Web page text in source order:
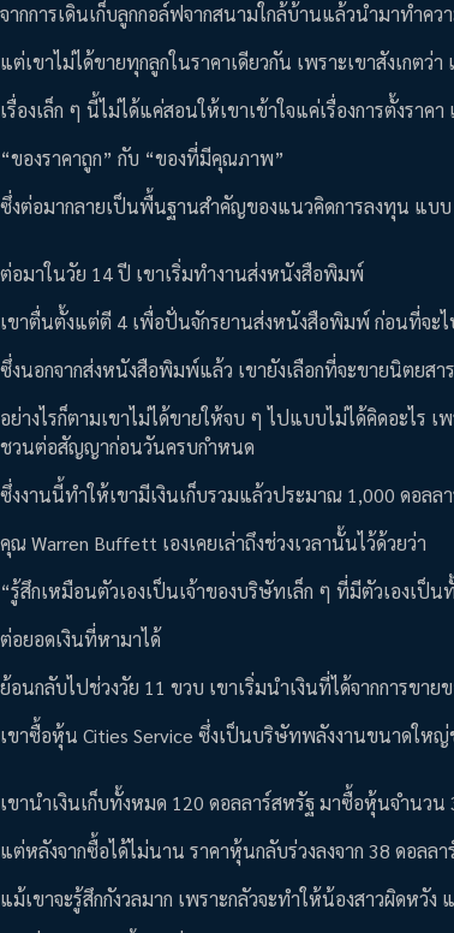
จากการเดินเก็บลูกกอล์ฟจากสนามใกล้บ้านแล้วนำมาทำค
แต่เขาไม่ได้ขายทุกลูกในราคาเดียวกัน เพราะเขาสังเกต
เรื่องเล็ก ๆ นี้ไม่ได้แค่สอนให้เขาเข้าใจแค่เรื่องการตั้งราค
“ของราคาถูก” กับ “ของที่มีคุณภาพ”
ซึ่งต่อมากลายเป็นพื้นฐานสำคัญของแนวคิดการลงทุน แบบ
ต่อมาในวัย 14 ปี เขาเริ่มทำงานส่งหนังสือพิมพ์
เขาตื่นตั้งแต่ตี 4 เพื่อปั่นจักรยานส่งหนังสือพิมพ์ ก่อนที่จะไ
ซึ่งนอกจากส่งหนังสือพิมพ์แล้ว เขายังเลือกที่จะขายนิตยสา
อย่างไรก็ตามเขาไม่ได้ขายให้จบ ๆ ไปแบบไม่ได้คิดอะไร
ชวนต่อสัญญาก่อนวันครบกำหนด
ซึ่งงานนี้ทำให้เขามีเงินเก็บรวมแล้วประมาณ 1,000 ดอลล
คุณ Warren Buffett เองเคยเล่าถึงช่วงเวลานั้นไว้ด้วยว่า
“รู้สึกเหมือนตัวเองเป็นเจ้าของบริษัทเล็ก ๆ ที่มีตัวเองเป็
ต่อยอดเงินที่หามาได้
ย้อนกลับไปช่วงวัย 11 ขวบ เขาเริ่มนำเงินที่ได้จากการข
เขาซื้อหุ้น Cities Service ซึ่งเป็นบริษัทพลังงานขนาดให
เขานำเงินเก็บทั้งหมด 120 ดอลลาร์สหรัฐ มาซื้อหุ้นจำนว
แต่หลังจากซื้อได้ไม่นาน ราคาหุ้นกลับร่วงลงจาก 38 ดอลล
แม้เขาจะรู้สึกกังวลมาก เพราะกลัวจะทำให้น้องสาวผิดหวัง